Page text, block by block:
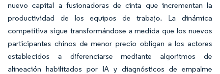
nuevo capital a fusionadoras de cinta que incrementan la
productividad de los equipos de trabajo. La dinámica
competitiva sigue transformándose a medida que los nuevos
participantes chinos de menor precio obligan a los actores
establecidos a diferenciarse mediante algoritmos de
alineación habilitados por IA y diagnósticos de empalme